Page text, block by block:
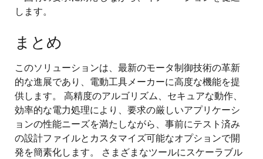
します。
まとめ
このソリューションは、最新のモータ制御技術の革新
的な進展であり、電動工具メーカーに高度な機能を提
供します。 高精度のアルゴリズム、セキュアな動作、
効率的な電力処理により、要求の厳しいアプリケーシ
ョンの性能ニーズを満たしながら、事前にテスト済み
の設計ファイルとカスタマイズ可能なオプションで開
発を簡素化します。 さまざまなツールにスケーラブル